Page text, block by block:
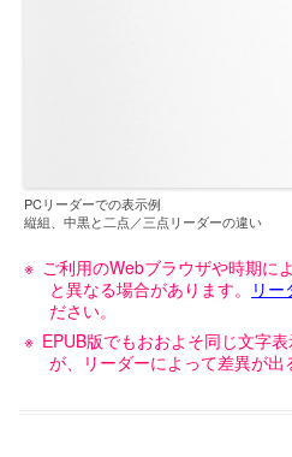
PCリーダーでの表示例
縦組、中黒と二点／三点リーダーの違い
ご利用のWebブラウザや時期に
と異なる場合があります。 リ
ださい。
EPUB版でもおおよそ同じ文字
が、リーダーによって差異が出